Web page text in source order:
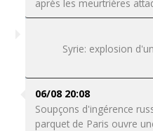
après les meurtrières
Syrie: explosion
06/08 20:08
Soupçons d'ingérence
parquet de Paris ouvre